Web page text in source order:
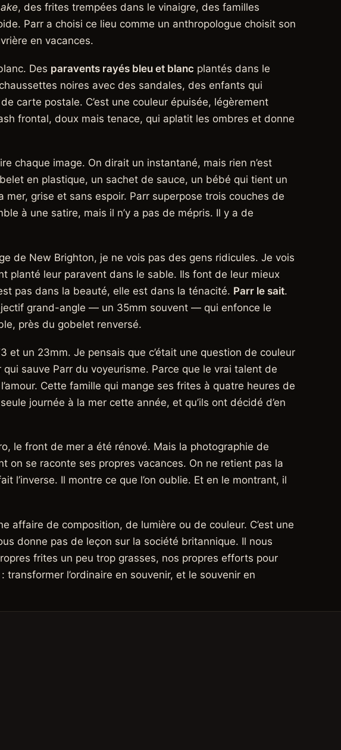
, des frites trempées dans le vinaigre, des familles
Parr a choisi ce lieu comme un anthropologue choisit son
en vacances.
Des paravents rayés bleu et blanc plantés dans le
noires avec des sandales, des enfants qui
carte postale. C’est une couleur épuisée, légèrement
frontal, doux mais tenace, qui aplatit les ombres et donne
chaque image. On dirait un instantané, mais rien n’est
en plastique, un sachet de sauce, un bébé qui tient un
mer, grise et sans espoir. Parr superpose trois couches de
à une satire, mais il n’y a pas de mépris. Il y a de
de New Brighton, je ne vois pas des gens ridicules. Je vois
planté leur paravent dans le sable. Ils font de leur mieux
pas dans la beauté, elle est dans la ténacité. Parr le sait.
grand-angle — un 35mm souvent — qui enfonce le
près du gobelet renversé.
et un 23mm. Je pensais que c’était une question de couleur
sauve Parr du voyeurisme. Parce que le vrai talent de
Cette famille qui mange ses frites à quatre heures de
journée à la mer cette année, et qu’ils ont décidé d’en
le front de mer a été rénové. Mais la photographie de
on se raconte ses propres vacances. On ne retient pas la
l’inverse. Il montre ce que l’on oublie. Et en le montrant, il
affaire de composition, de lumière ou de couleur. C’est une
donne pas de leçon sur la société britannique. Il nous
frites un peu trop grasses, nos propres efforts pour
l’ordinaire en souvenir, et le souvenir en